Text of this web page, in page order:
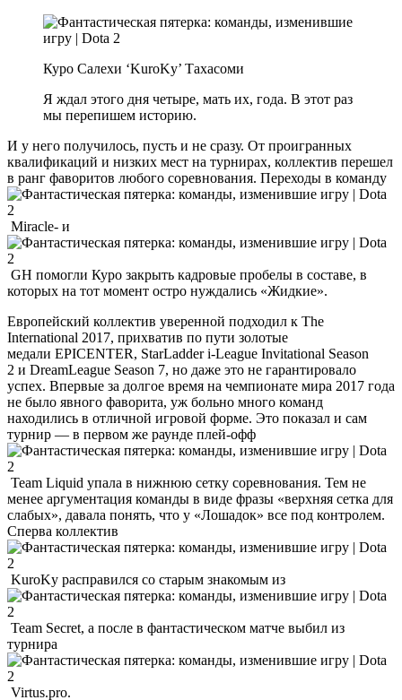
Куро Салехи ‘KuroKy’ Тахасоми
Я ждал этого дня четыре, мать их, года. В этот раз
мы перепишем историю.
И у него получилось, пусть и не сразу. От проигранных
квалификаций и низких мест на турнирах, коллектив перешел
в ранг фаворитов любого соревнования. Переходы в команду
Miracle- и
GH помогли Куро закрыть кадровые пробелы в составе, в
которых на тот момент остро нуждались «Жидкие».
Европейский коллектив уверенной подходил к The
International 2017, прихватив по пути золотые
медали EPICENTER, StarLadder i-League Invitational Season
2 и DreamLeague Season 7, но даже это не гарантировало
успех. Впервые за долгое время на чемпионате мира 2017 года
не было явного фаворита, уж больно много команд
находились в отличной игровой форме. Это показал и сам
турнир — в первом же раунде плей-офф
Team Liquid упала в нижнюю сетку соревнования. Тем не
менее аргументация команды в виде фразы «верхняя сетка для
слабых», давала понять, что у «Лошадок» все под контролем.
Сперва коллектив
KuroKy расправился со старым знакомым из
Team Secret, а после в фантастическом матче выбил из
турнира
Virtus.pro.